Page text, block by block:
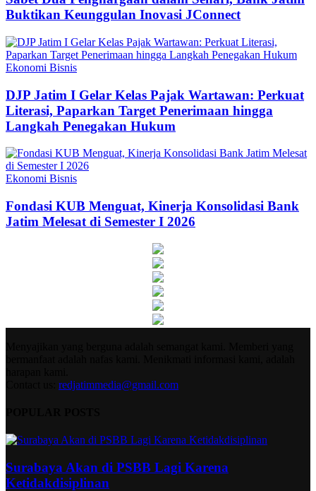
Buktikan Keunggulan Inovasi JConnect
Ekonomi Bisnis
DJP Jatim I Gelar Kelas Pajak Wartawan: Perkuat
Literasi, Paparkan Target Penerimaan hingga
Langkah Penegakan Hukum
Ekonomi Bisnis
Fondasi KUB Menguat, Kinerja Konsolidasi Bank
Jatim Melesat di Semester I 2026
redjatimmedia@gmail.com
Surabaya Akan di PSBB Lagi Karena
Ketidakdisiplinan